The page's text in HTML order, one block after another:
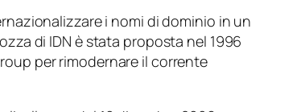
i nomi di dominio in un
di IDN è stata proposta nel 1996
per rimodernare il corrente